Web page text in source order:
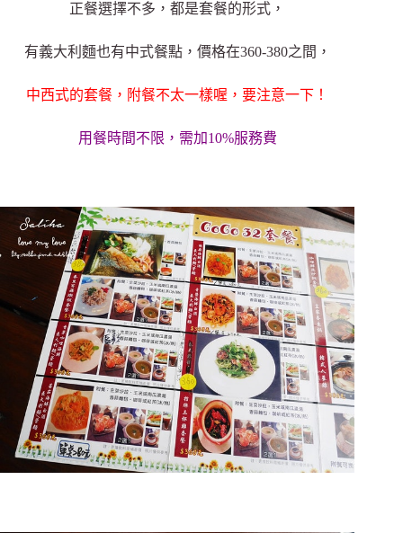
正餐選擇不多，都是套餐的形式，
有義大利麵也有中式餐點，價格在360-380之間，
中西式的套餐，附餐不太一樣喔，要注意一下！
用餐時間不限，需加10%服務費